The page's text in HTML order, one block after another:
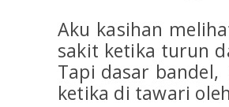
Aku kasihan
sakit ketika turun
Tapi dasar
ketika di tawari